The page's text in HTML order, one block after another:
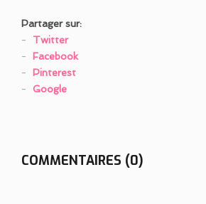
Partager sur:
Twitter
Facebook
Pinterest
Google
COMMENTAIRES (0)